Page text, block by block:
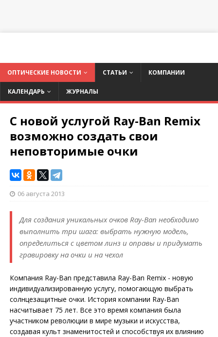
ОПТИЧЕСКИЕ НОВОСТИ СТАТЬИ КОМПАНИИ
КАЛЕНДАРЬ ЖУРНАЛЫ
С новой услугой Ray-Ban Remix
возможно создать свои
неповторимые очки
06 августа 2013
Для создания уникальных очков Ray-Ban необходимо
выполнить три шага: выбрать нужную модель,
определиться с цветом линз и оправы и придумать
гравировку на очки и на чехол
Компания Ray-Ban представила Ray-Ban Remix - новую
индивидуализированную услугу, помогающую выбрать
солнцезащитные очки. История компании Ray-Ban
насчитывает 75 лет. Все это время компания была
участником революции в мире музыки и искусства,
создавая культ знаменитостей и способствуя их влиянию